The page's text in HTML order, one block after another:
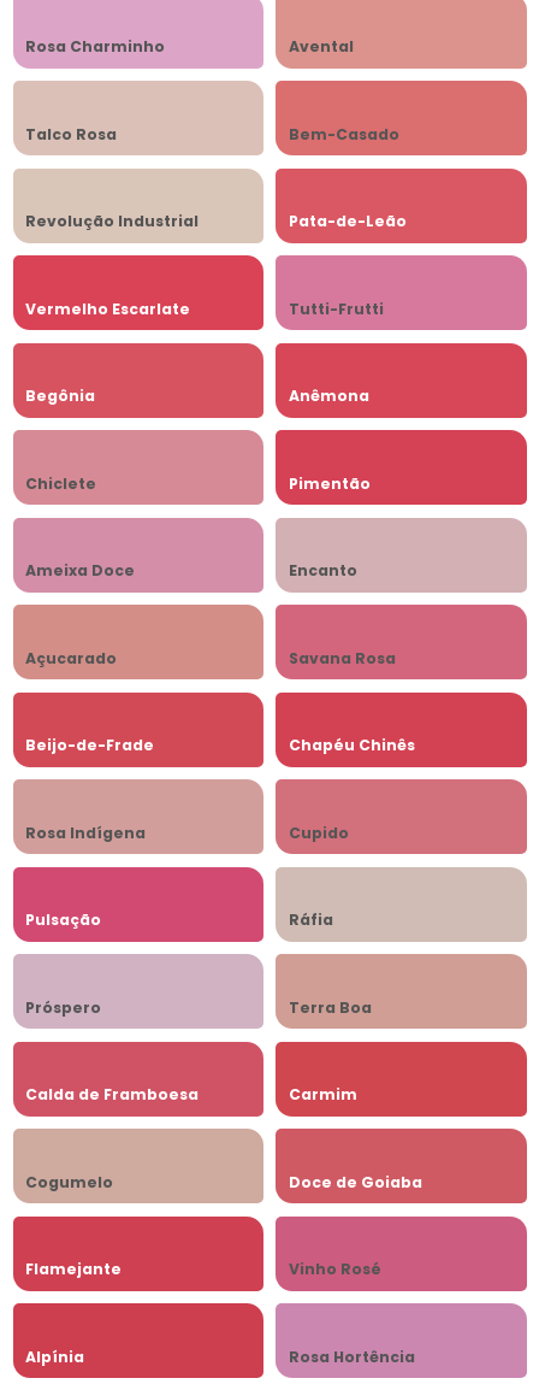
Rosa Charminho Avental
Talco Rosa Bem-Casado
Revolução Industrial Pata-de-Leão
Vermelho Escarlate Tutti-Frutti
Begônia Anêmona
Chiclete Pimentão
Ameixa Doce Encanto
Açucarado Savana Rosa
Beijo-de-Frade Chapéu Chinês
Rosa Indígena Cupido
Pulsação Ráfia
Próspero Terra Boa
Calda de Framboesa Carmim
Cogumelo Doce de Goiaba
Flamejante Vinho Rosé
Alpínia Rosa Hortência